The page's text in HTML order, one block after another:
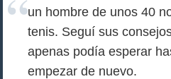
un hombre de unos 40
tenis. Seguí sus
apenas podía esperar
empezar de nuevo.